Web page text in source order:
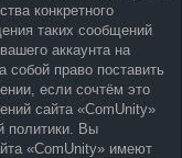
конкретного
таких сообщений
аккаунта на
право поставить
если сочтём это
сайта «ComUnity»
политики. Вы
«ComUnity» имеют